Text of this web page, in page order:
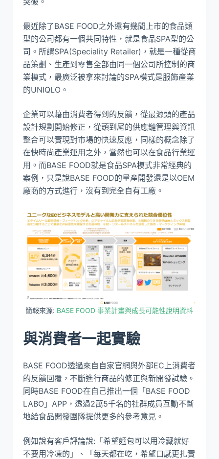
最近除了BASE FOOD之外還有幾間上市的食品類
型的公司都有一個共同特性，就是食品SPA型的公
司。所謂SPA(Speciality Retailer)，就是一種從商
品策劃、生產到零售全部由同一個公司所控制的商
業模式，最廣泛被拿來討論的SPA模式是服飾產業
的UNIQLO。
企業可以藉由消費者得到的反饋，從最源頭的產品
設計規劃開始修正，從頭到尾的供應鏈管理與資訊
整合可以實現對市場的快速反應，同樣的概念除了
在快時尚產業運用之外，當然也可以在食品行業運
用。而BASE FOOD就是食品SPA模式非常經典的
案例，只是說BASE FOOD的量產開發還是以OEM
廠商的方式進行，沒有到完全自有工廠。
簡報來源: BASE FOOD 事業計畫與成長可能性說明資料
與消費者一起實驗
BASE FOOD透過來自自家官網與外部EC上消費者
的反饋回覆，不斷進行商品的修正與新開發試驗。
同時BASE FOOD在自己推出一個「BASE FOOD
LABO」APP，透過2萬5千名的社群成員互動不斷
地給食品開發團隊提供更多的參考意見。
例如說有客戶評論說:「希望麵包可以用冷藏就好
不要用冷凍的」、「每天都在吃，希望口感更扎實